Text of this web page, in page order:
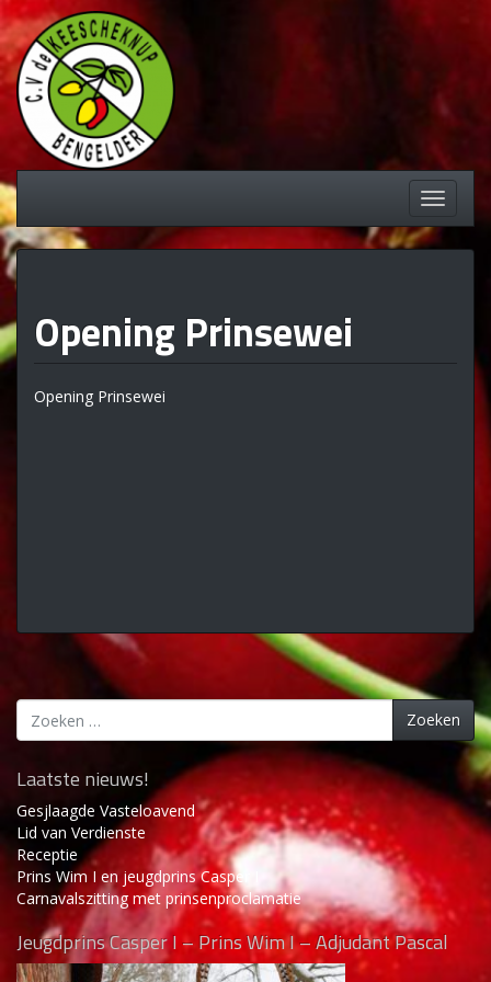
Spring
naar
inhoud
Schakel
Opening Prinsewei
Opening Prinsewei
Zoeken
naar:
Zoeken
Laatste nieuws!
Gesjlaagde Vasteloavend
Lid van Verdienste
Receptie
Prins Wim I en jeugdprins Casper I
Carnavalszitting met prinsenproclamatie
Jeugdprins Casper I – Prins Wim I – Adjudant Pascal